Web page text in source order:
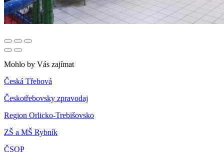
Mohlo by Vás zajímat
Česká Třebová
Českotřebovsky zpravodaj
Region Orlicko-Trebišovsko
ZŠ a MŠ Rybník
ČSOP